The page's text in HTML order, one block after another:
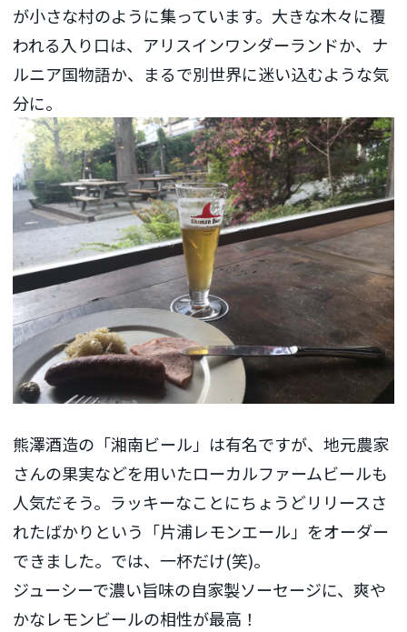
が小さな村のように集っています。大きな木々に覆
われる入り口は、アリスインワンダーランドか、ナ
ルニア国物語か、まるで別世界に迷い込むような気
分に。
熊澤酒造の「湘南ビール」は有名ですが、地元農家
さんの果実などを用いたローカルファームビールも
人気だそう。ラッキーなことにちょうどリリースさ
れたばかりという「片浦レモンエール」をオーダー
できました。では、一杯だけ(笑)。
ジューシーで濃い旨味の自家製ソーセージに、爽や
かなレモンビールの相性が最高！